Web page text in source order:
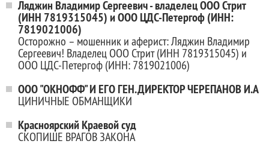
Ляджин Владимир Сергеевич - владелец ООО Стрит
(ИНН 7819315045) и ООО ЦДС-Петергоф (ИНН:
7819021006)
Осторожно – мошенник и аферист: Ляджин Владимир
Сергеевич! Владелец ООО Стрит (ИНН 7819315045) и
ООО ЦДС-Петергоф (ИНН: 7819021006)
ООО "ОКНОФФ" И ЕГО ГЕН.ДИРЕКТОР ЧЕРЕПАНОВ И.А
ЦИНИЧНЫЕ ОБМАНЩИКИ
Красноярский Краевой суд
СКОПИШЕ ВРАГОВ ЗАКОНА